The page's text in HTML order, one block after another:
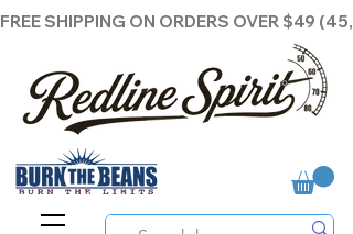
FREE SHIPPING ON ORDERS OVER $49